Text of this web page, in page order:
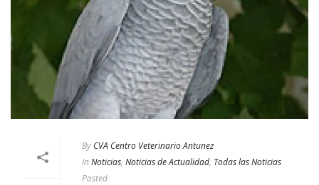
By CVA Centro Veterinario Antunez
In Noticias, Noticias de Actualidad, Todas las Noticias
Posted